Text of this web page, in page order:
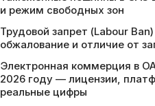
и режим свободных зон
Трудовой запрет (Labour
обжалование и отличие от
Электронная коммерция в
2026 году — лицензии,
реальные цифры